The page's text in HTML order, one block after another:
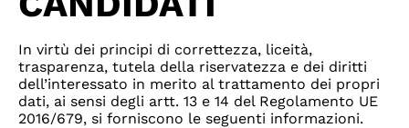
In virtù dei principi di correttezza, liceità,
trasparenza, tutela della riservatezza e dei diritti
dell’interessato in merito al trattamento dei propri
dati, ai sensi degli artt. 13 e 14 del Regolamento UE
2016/679, si forniscono le seguenti informazioni.